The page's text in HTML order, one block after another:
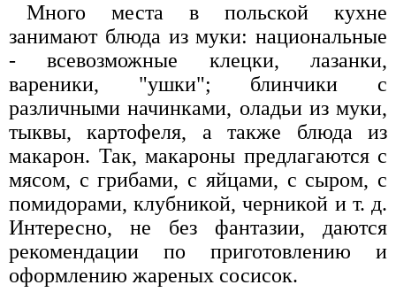
Много места в польской кухне
занимают блюда из муки: национальные
- всевозможные клецки, лазанки,
вареники, "ушки"; блинчики с
различными начинками, оладьи из муки,
тыквы, картофеля, а также блюда из
макарон. Так, макароны предлагаются с
мясом, с грибами, с яйцами, с сыром, с
помидорами, клубникой, черникой и т. д.
Интересно, не без фантазии, даются
рекомендации по приготовлению и
оформлению жареных сосисок.